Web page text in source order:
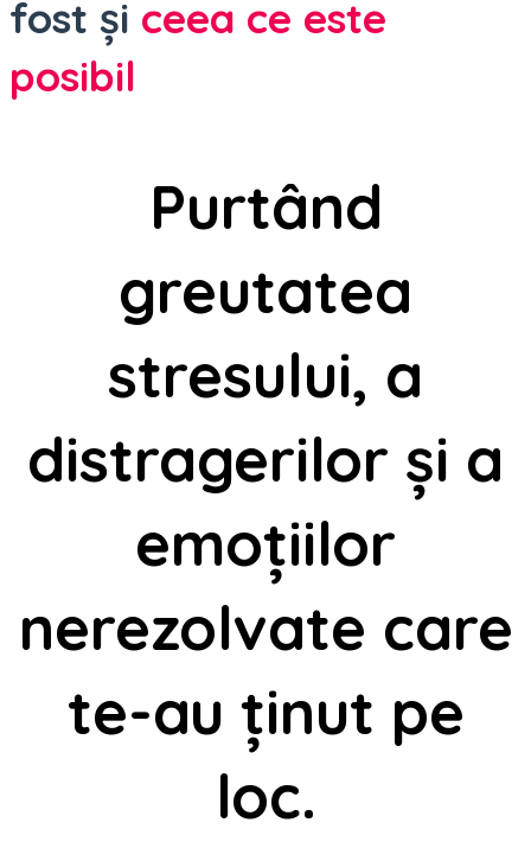
fost și ceea ce este
posibil

Purtând
greutatea
stresului, a
distragerilor și a
emoțiilor
nerezolvate care
te-au ținut pe
loc.